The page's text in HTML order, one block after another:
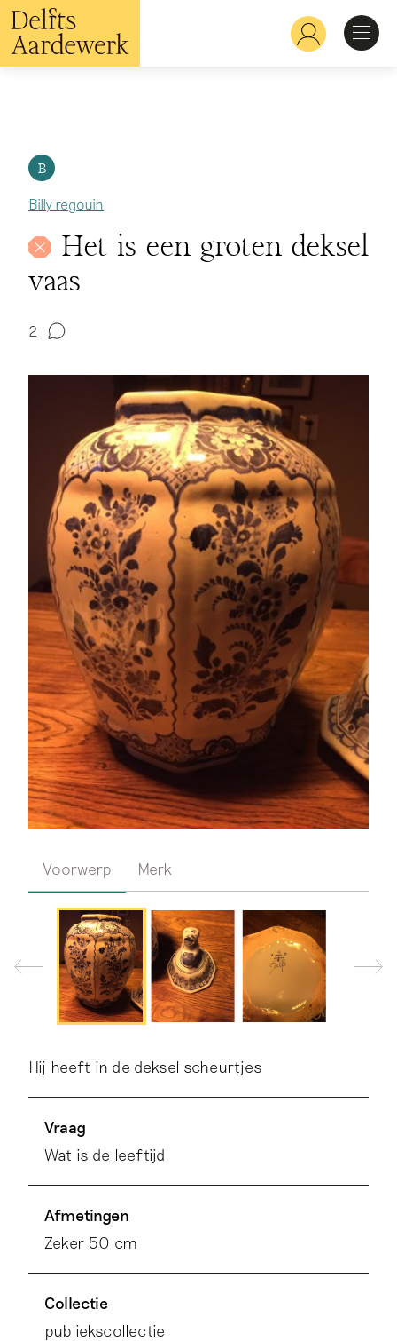
Overslaan
en
naar
de
Hoofdnavigatie
Herkennen
Bekijken
Verdiepen
B
Billy regouin
Het is een groten deksel
vaas
2
Voorwerp Merk
Hij heeft in de deksel scheurtjes
Vraag
Wat is de leeftijd
Afmetingen
Zeker 50 cm
Collectie
publiekscollectie